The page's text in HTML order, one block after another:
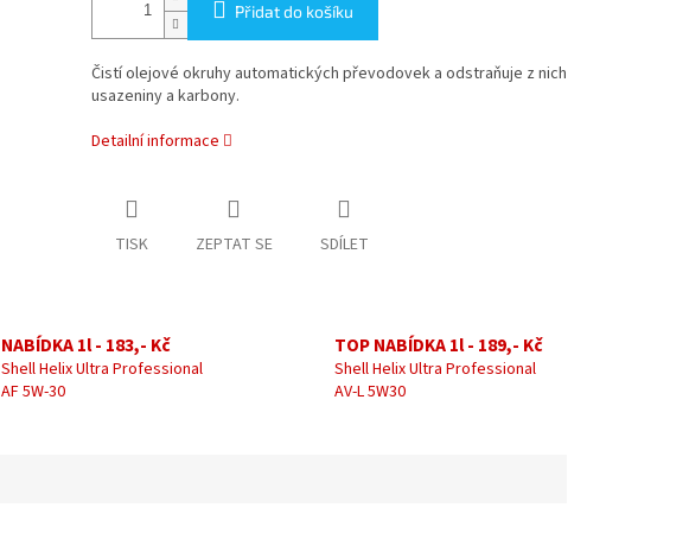
Přidat do košíku
Čistí olejové okruhy automatických převodovek a odstraňuje z nich
usazeniny a karbony.
Detailní informace
TISK ZEPTAT SE SDÍLET
NABÍDKA 1l - 183,- Kč
Shell Helix Ultra Professional
AF 5W-30
TOP NABÍDKA 1l - 189,- Kč
Shell Helix Ultra Professional
AV-L 5W30